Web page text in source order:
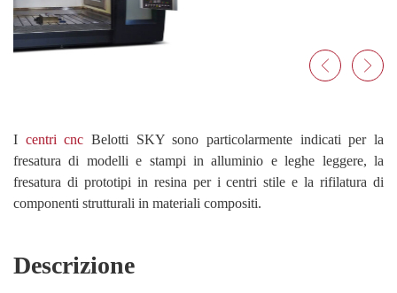
I centri cnc Belotti SKY sono particolarmente indicati per la
fresatura di modelli e stampi in alluminio e leghe leggere, la
fresatura di prototipi in resina per i centri stile e la rifilatura di
componenti strutturali in materiali compositi.
Descrizione